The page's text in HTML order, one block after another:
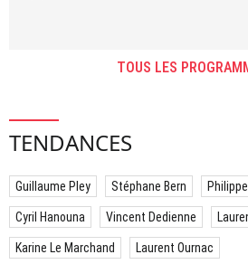
TOUS LES
TENDANCES
Guillaume Pley Stéphane Bern
Cyril Hanouna Vincent Dedienne
Karine Le Marchand Laurent Ournac